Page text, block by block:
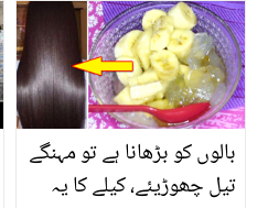
طرح حیرت انگیز طور پر
آپ کی اس مشکل کو دور کر
سکتا ہے
بالوں کو بڑھانا ہے تو مہنگے
تیل چھوڑیئے، کیلے کا یہ